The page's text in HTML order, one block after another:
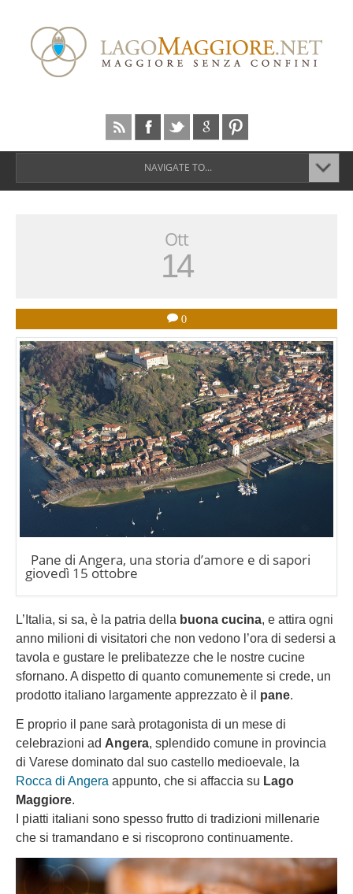
NAVIGATE TO...
Ott
14
0
Pane di Angera, una storia d’amore e di sapori
giovedì 15 ottobre
L’Italia, si sa, è la patria della buona cucina, e attira ogni
anno milioni di visitatori che non vedono l’ora di sedersi a
tavola e gustare le prelibatezze che le nostre cucine
sfornano. A dispetto di quanto comunemente si crede, un
prodotto italiano largamente apprezzato è il pane.
E proprio il pane sarà protagonista di un mese di
celebrazioni ad Angera, splendido comune in provincia
di Varese dominato dal suo castello medioevale, la
Rocca di Angera appunto, che si affaccia su Lago
Maggiore.
I piatti italiani sono spesso frutto di tradizioni millenarie
che si tramandano e si riscoprono continuamente.